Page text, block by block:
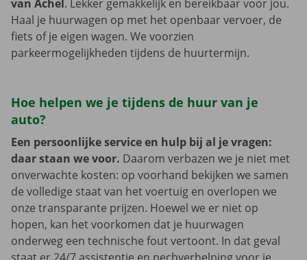
van Achel. Lekker gemakkelijk en bereikbaar voor jou.
Haal je huurwagen op met het openbaar vervoer, de
fiets of je eigen wagen. We voorzien
parkeermogelijkheden tijdens de huurtermijn.
Hoe helpen we je tijdens de huur van je
auto?
Een persoonlijke service en hulp bij al je vragen:
daar staan we voor. Daarom verbazen we je niet met
onverwachte kosten: op voorhand bekijken we samen
de volledige staat van het voertuig en overlopen we
onze transparante prijzen. Hoewel we er niet op
hopen, kan het voorkomen dat je huurwagen
onderweg een technische fout vertoont. In dat geval